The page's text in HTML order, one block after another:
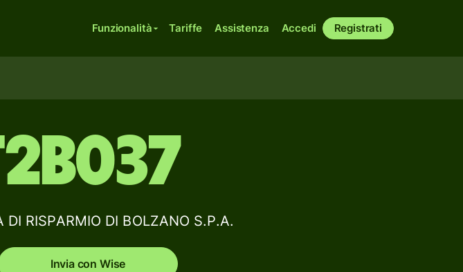
Funzionalità Tariffe Assistenza Accedi Registrati
RISPARMIO DI BOLZANO S.P.A.
Invia con Wise